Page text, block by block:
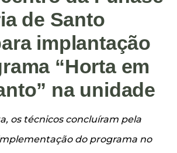
de Santo
implantação
“Horta em
na unidade
os técnicos concluíram pela
do programa no